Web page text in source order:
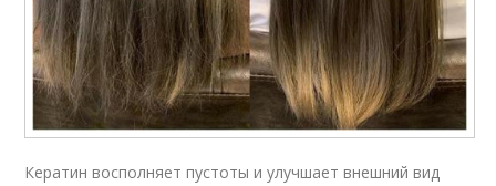
Кератин восполняет пустоты и улучшает внешний вид